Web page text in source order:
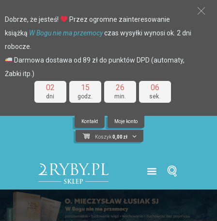
02
dni
15
godz.
26
min.
06
sek.
Dobrze, że jesteś!
Przez ogromne zainteresowanie
książką W Bogu nie ma przemocyczas wysyłki wynosi ok. 2 dni
robocze.
Darmowa dostawa od 89 zł do punktów DPD (automaty,
Żabki itp.)
Kontakt Moje konto
Koszyk 0,00 zł